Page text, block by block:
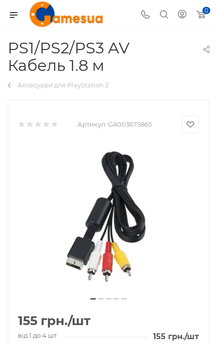
0
PS1/PS2/PS3 AV
Кабель 1.8 м
Аксесуари для PlayStation 2
Артикул: GA003675865
155 грн./шт
від 1 до 4 шт 155 грн./шт